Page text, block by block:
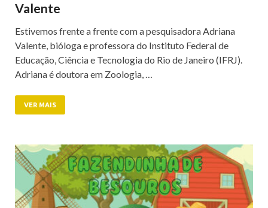
Valente
Estivemos frente a frente com a pesquisadora Adriana
Valente, bióloga e professora do Instituto Federal de
Educação, Ciência e Tecnologia do Rio de Janeiro (IFRJ).
Adriana é doutora em Zoologia, …
VER MAIS